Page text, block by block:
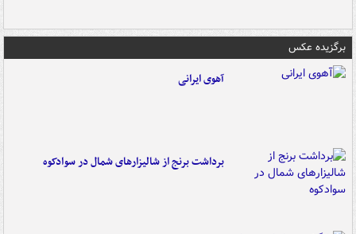
برگزیده عکس
آهوی ایرانی
برداشت برنج از شالیزارهای شمال در سوادکوه